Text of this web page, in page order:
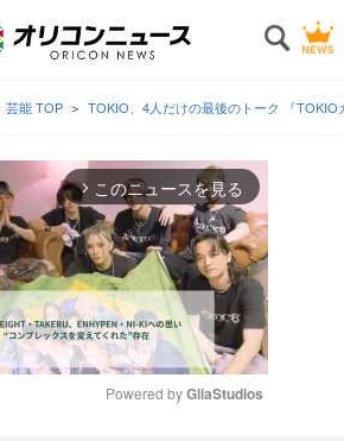
芸能 TOP TOKIO、4人だけの最後のトーク 『
arrow_forward_ios このニュースを見る
Powered by GliaStudios